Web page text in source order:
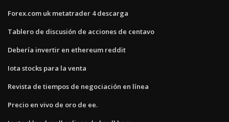
Forex.com uk metatrader 4 descarga
Tablero de discusión de acciones de centavo
Debería invertir en ethereum reddit
Iota stocks para la venta
Revista de tiempos de negociación en línea
Precio en vivo de oro de ee.